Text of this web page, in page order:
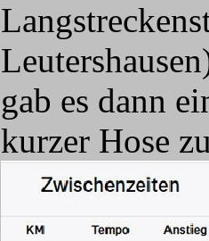
gab es dann
kurzer Hose